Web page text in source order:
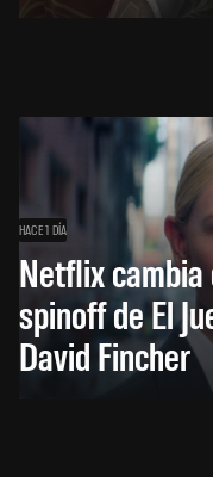
HACE 1 DÍA
Netflix cambia
spinoff de El
David Fincher